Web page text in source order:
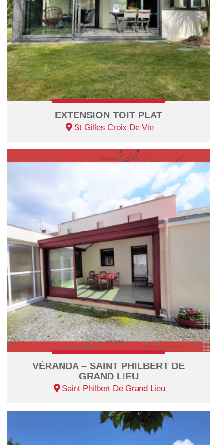
EXTENSION TOIT PLAT
St Gilles Croix De Vie
VÉRANDA – SAINT PHILBERT DE
GRAND LIEU
Saint Philbert De Grand Lieu